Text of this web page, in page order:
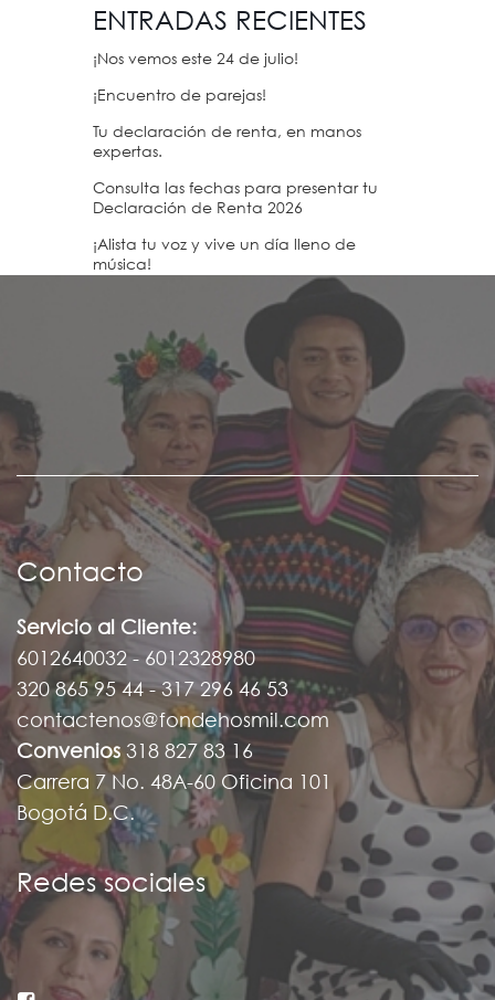
ENTRADAS RECIENTES
¡Nos vemos este 24 de julio!
¡Encuentro de parejas!
Tu declaración de renta, en manos
expertas.
Consulta las fechas para presentar tu
Declaración de Renta 2026
¡Alista tu voz y vive un día lleno de
música!
Contacto
Servicio al Cliente:
6012640032 - 6012328980
320 865 95 44 - 317 296 46 53
contactenos@fondehosmil.com
Convenios 318 827 83 16
Carrera 7 No. 48A-60 Oficina 101
Bogotá D.C.
Redes sociales